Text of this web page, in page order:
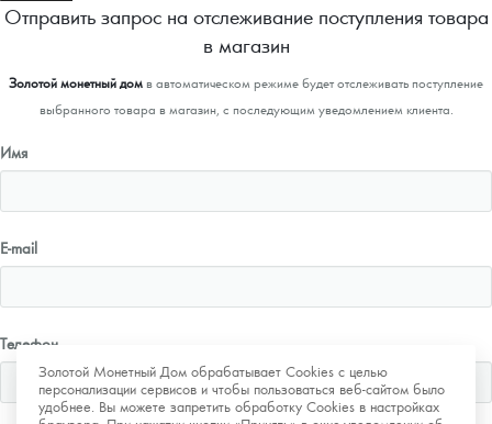
Золотой Монетный Дом обрабатывает Cookies с целью
персонализации сервисов и чтобы пользоваться веб-сайтом было
удобнее. Вы можете запретить обработку Cookies в настройках
Отправить запрос на отслеживание поступления товара
в магазин
Золотой монетный домв автоматическом режиме будет отслеживать поступление
выбранного товара в магазин, с последующим уведомлением клиента.
Имя
E-mail
Телефон